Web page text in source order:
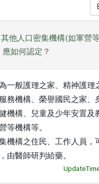
他人口密集機構(如軍營
如何認定？
一般護理之家、精神護理
務機構、榮譽國民之家、
機構、兒童及少年安置及
等機構等。
機構之住民、工作人員，
由醫師研判給藥。